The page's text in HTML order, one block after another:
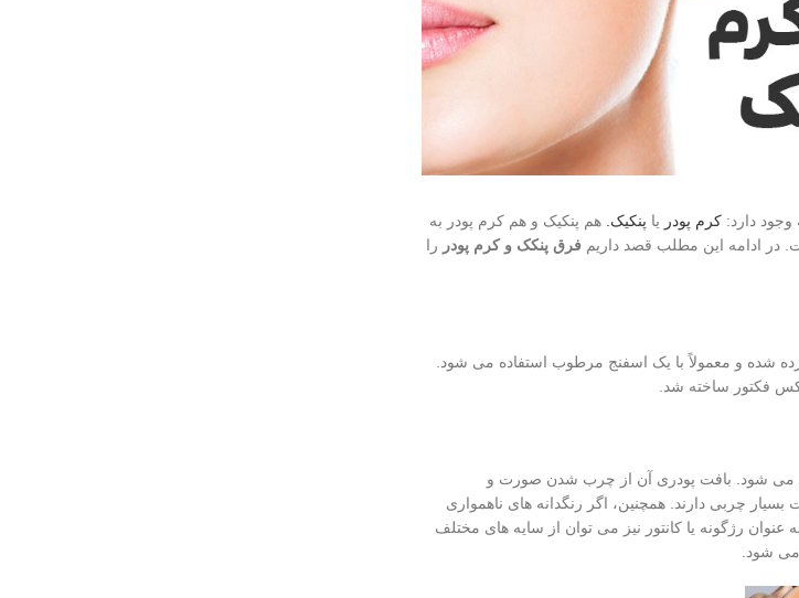
دارد: کرم پودر یا پنکیک. هم پنکیک و هم کرم پودر به
در ادامه این مطلب قصد داریم فرق پنکک و کرم پودر را
شده و معمولاً با یک اسفنج مرطوب استفاده می شود.
فکتور ساخته شد.
می شود. بافت پودری آن از چرب شدن صورت و
چربی دارند. همچنین، اگر رنگدانه های ناهمواری
رژگونه یا کانتور نیز می توان از سایه های مختلف
می شود.